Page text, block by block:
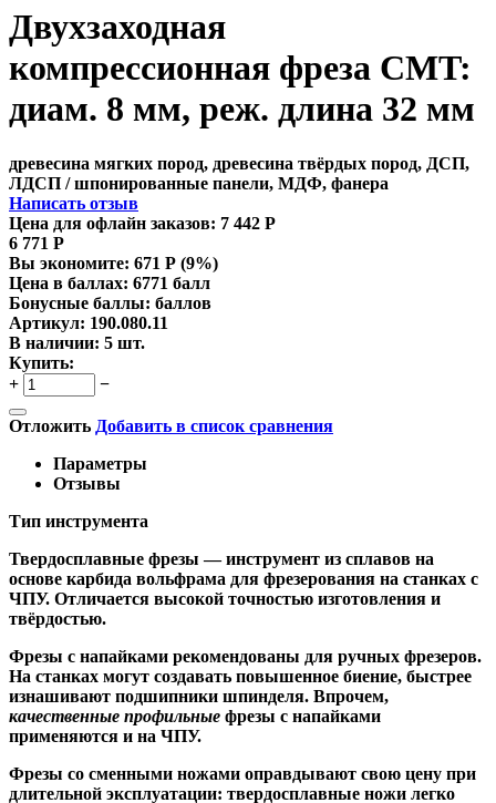
Двухзаходная
компрессионная фреза CMT:
диам. 8 мм, реж. длина 32 мм
древесина мягких пород, древесина твёрдых пород, ДСП,
ЛДСП / шпонированные панели, МДФ, фанера
Написать отзыв
Цена для офлайн заказов: 7 442 Р
6 771 Р
Вы экономите: 671 Р (9%)
Цена в баллах: 6771 балл
Бонусные баллы: баллов
Артикул: 190.080.11
В наличии: 5 шт.
Купить:
+
−
Отложить Добавить в список сравнения
Параметры
Отзывы
Тип инструмента
Твердосплавные фрезы — инструмент из сплавов на
основе карбида вольфрама для фрезерования на станках с
ЧПУ. Отличается высокой точностью изготовления и
твёрдостью.
Фрезы с напайками рекомендованы для ручных фрезеров.
На станках могут создавать повышенное биение, быстрее
изнашивают подшипники шпинделя. Впрочем,
качественные профильные фрезы с напайками
применяются и на ЧПУ.
Фрезы со сменными ножами оправдывают свою цену при
длительной эксплуатации: твердосплавные ножи легко